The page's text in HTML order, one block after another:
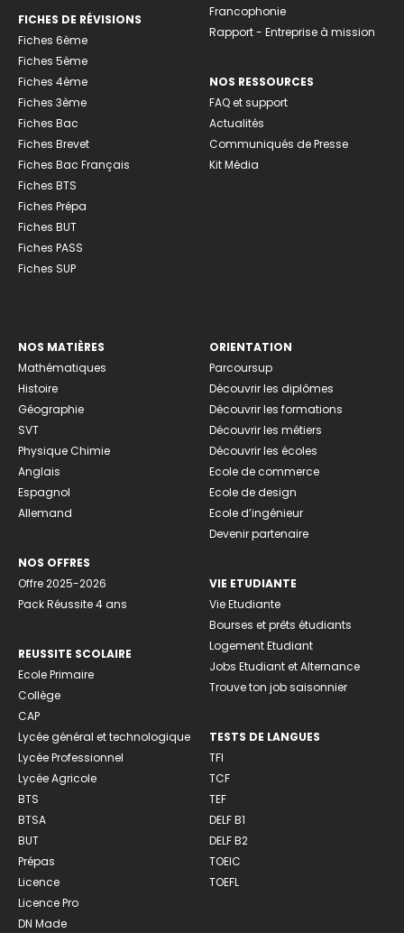
FICHES DE RÉVISIONS
Fiches 6ème
Fiches 5ème
Fiches 4ème
Fiches 3ème
Fiches Bac
Fiches Brevet
Fiches Bac Français
Fiches BTS
Fiches Prépa
Fiches BUT
Fiches PASS
Fiches SUP
Francophonie
Rapport - Entreprise à mission
NOS RESSOURCES
FAQ et support
Actualités
Communiqués de Presse
Kit Média
NOS MATIÈRES
Mathématiques
Histoire
Géographie
SVT
Physique Chimie
Anglais
Espagnol
Allemand
NOS OFFRES
Offre 2025-2026
Pack Réussite 4 ans
REUSSITE SCOLAIRE
Ecole Primaire
Collège
CAP
Lycée général et technologique
Lycée Professionnel
Lycée Agricole
BTS
BTSA
BUT
Prépas
Licence
Licence Pro
DN Made
ORIENTATION
Parcoursup
Découvrir les diplômes
Découvrir les formations
Découvrir les métiers
Découvrir les écoles
Ecole de commerce
Ecole de design
Ecole d’ingénieur
Devenir partenaire
VIE ETUDIANTE
Vie Etudiante
Bourses et prêts étudiants
Logement Etudiant
Jobs Etudiant et Alternance
Trouve ton job saisonnier
TESTS DE LANGUES
TFI
TCF
TEF
DELF B1
DELF B2
TOEIC
TOEFL